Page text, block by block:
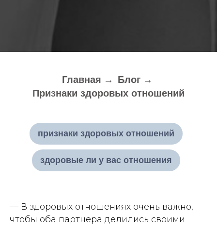
Главная → Блог →
Признаки здоровых отношений
признаки здоровых отношений
здоровые ли у вас отношения
— В здоровых отношениях очень важно,
чтобы оба партнера делились своими